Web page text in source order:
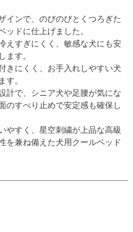
インで、のびのびとくつろぎた
ッドに仕上げました。
えすぎにくく、敏感な犬にも安
ます。
きにくく、お手入れしやすい犬
す。
計で、シニア犬や足腰が気にな
のすべり止めで安定感も確保し
やすく、星空刺繍が上品な高級
を兼ね備えた犬用クールベッド